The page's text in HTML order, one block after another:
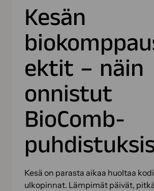
Kesän
ektit – näin
onnistut
BioComb-
Kesä on parasta aikaa huoltaa
ulkopinnat. Lämpimät päivät,